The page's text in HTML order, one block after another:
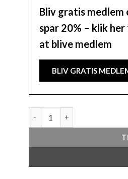
Bliv gratis medlem
spar 20% – klik
at blive medlem
BLIV GRATIS